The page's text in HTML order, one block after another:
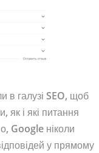
в галузі SEO, щоб
як і які питання
Google ніколи
у ​​прямому